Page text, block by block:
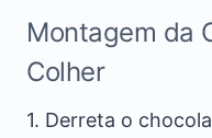
Montagem da
Colher
1. Derreta o